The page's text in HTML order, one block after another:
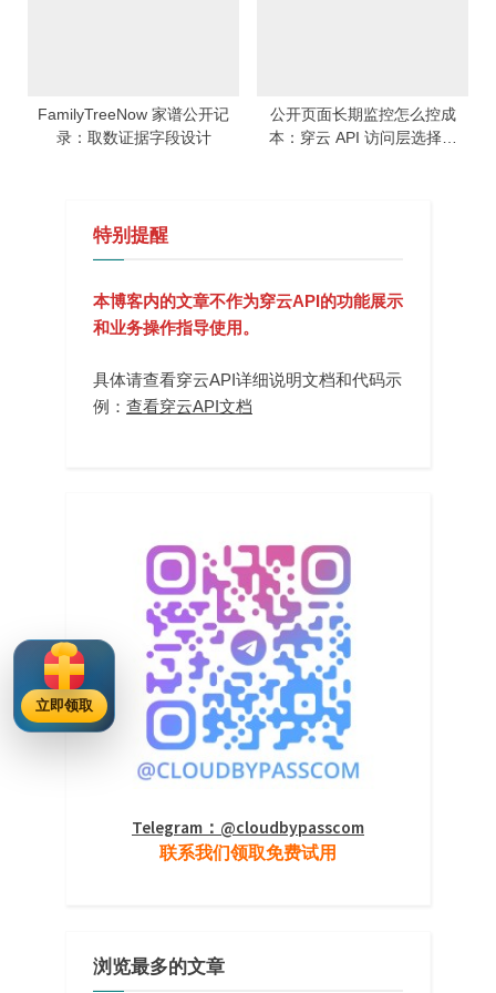
FamilyTreeNow 家谱公开记
录：取数证据字段设计
公开页面长期监控怎么控成
本：穿云 API 访问层选择：
特别提醒
本博客内的文章不作为穿云API的功能展示
和业务操作指导使用。
具体请查看穿云API详细说明文档和代码示
例： 查看穿云API文档
Telegram：@cloudbypasscom
联系我们领取免费试用
浏览最多的文章
立即领取